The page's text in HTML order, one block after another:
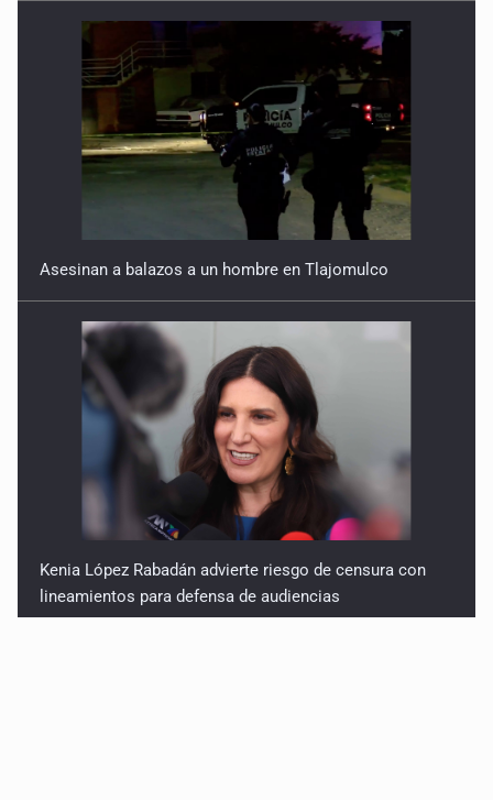
Asesinan a balazos a un hombre en Tlajomulco
Kenia López Rabadán advierte riesgo de censura con
lineamientos para defensa de audiencias